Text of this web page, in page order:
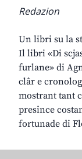
Redazion
Un libri su la
Il libri «Di
furlane» di
clâr e
mostrant tant
presince
fortunade di